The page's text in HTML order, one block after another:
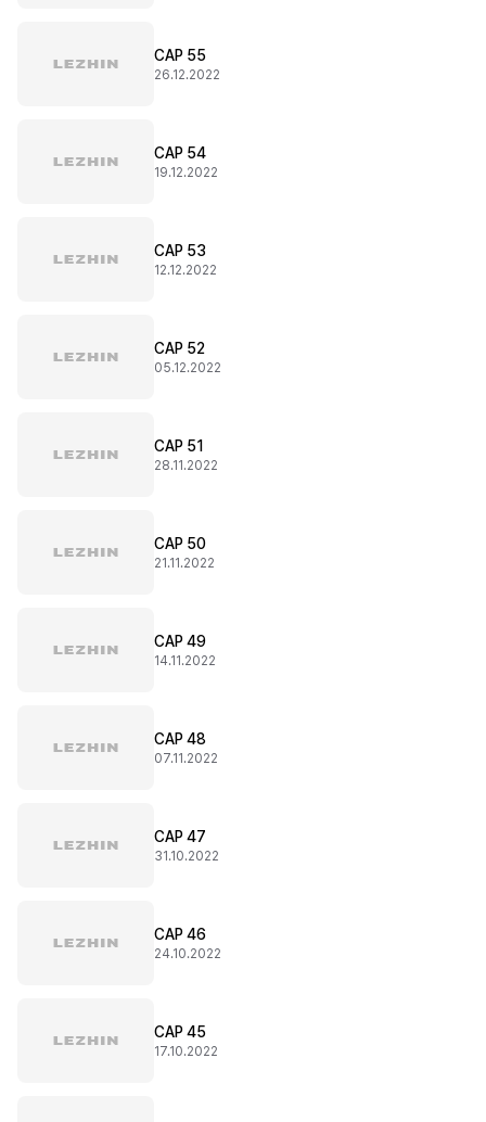
CAP 55
26.12.2022
CAP 54
19.12.2022
CAP 53
12.12.2022
CAP 52
05.12.2022
CAP 51
28.11.2022
CAP 50
21.11.2022
CAP 49
14.11.2022
CAP 48
07.11.2022
CAP 47
31.10.2022
CAP 46
24.10.2022
CAP 45
17.10.2022